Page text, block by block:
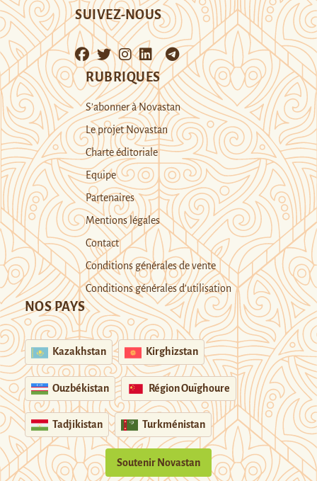
SUIVEZ-NOUS
RUBRIQUES
S’abonner à Novastan
Le projet Novastan
Charte éditoriale
Equipe
Partenaires
Mentions légales
Contact
Conditions générales de vente
Conditions générales d’utilisation
NOS PAYS
Kazakhstan Kirghizstan
Ouzbékistan Région Ouïghoure
Tadjikistan Turkménistan
Soutenir Novastan